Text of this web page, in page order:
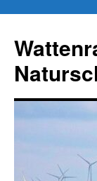
springen